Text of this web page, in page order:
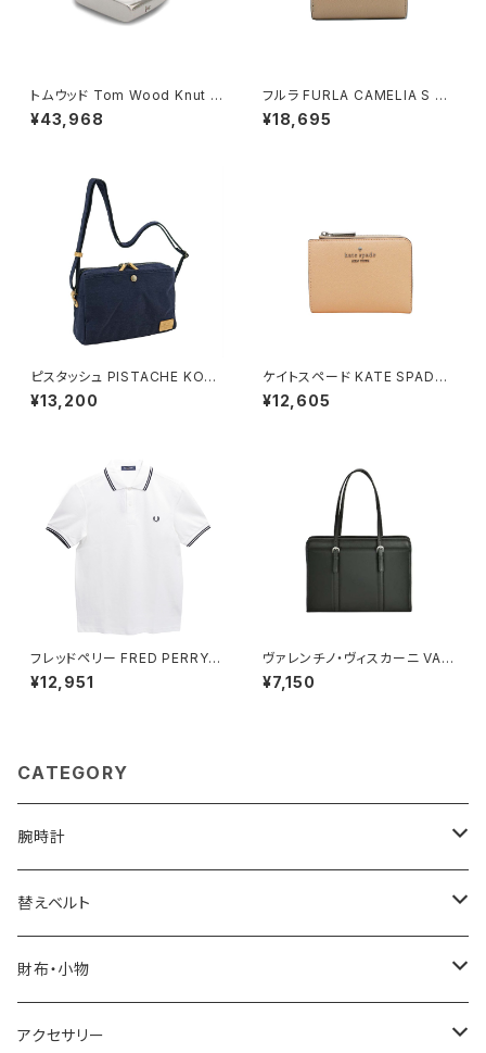
トムウッド Tom Wood Knut R
ing リング 100572-52 シルバ
ー
¥43,968
フルラ FURLA CAMELIA S C
OMPACT WALLETS 二つ折り
財布 wp00315-are000-125
¥18,695
ピスタッシュ PISTACHE KON
BU ミニショルダーバッグ 撥水
軽量 A5対応 斜めがけ 33796
¥13,200
ケイトスペード KATE SPADE
スモール Lジップ ウォレット 二
つ折り財布 kn764-700 レディ
¥12,605
フレッドペリー FRED PERRY T
he Fred Perry Shirt M3600
ポロシャツ M3600-200-WHI
¥12,951
ヴァレンチノ・ヴィスカーニ VAL
ENTINO VISCANI ビジネスバ
ッグ リクルートバッグ トートバッ
¥7,150
CATEGORY
腕時計
ELGIN
SALVATORE MARRA
CASIO
替えベルト
COACH
DANIEL WELLINGTON
財布・小物
SONNE
アクセサリー